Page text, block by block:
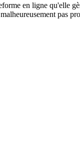
en ligne qu'elle
pas